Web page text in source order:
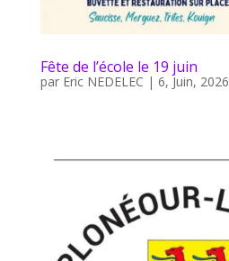
Fête de l’école le 19 juin
par Eric NEDELEC | 6, Juin, 2026